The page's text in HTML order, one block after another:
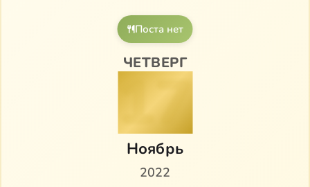
Поста нет
ЧЕТВЕРГ
17
Ноябрь
2022